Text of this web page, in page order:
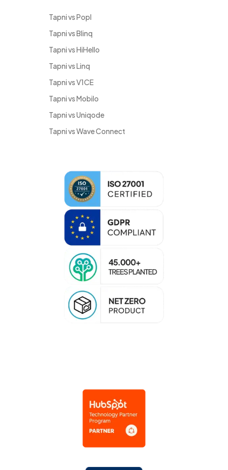
Tapni vs Popl
Tapni vs Blinq
Tapni vs HiHello
Tapni vs Linq
Tapni vs V1CE
Tapni vs Mobilo
Tapni vs Uniqode
Tapni vs Wave Connect